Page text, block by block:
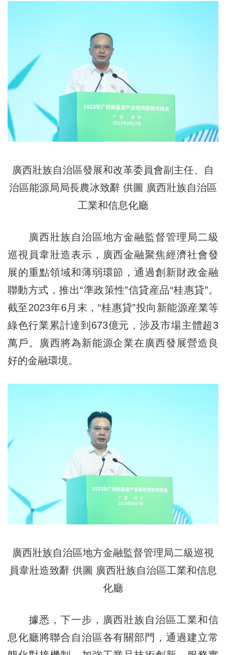
廣西壯族自治區發展和改革委員會副主任、自
治區能源局局長農冰致辭 供圖 廣西壯族自治區
工業和信息化廳
廣西壯族自治區地方金融監督管理局二級
巡視員韋壯造表示，廣西金融聚焦經濟社會發
展的重點領域和薄弱環節，通過創新財政金融
聯動方式，推出“準政策性”信貸産品“桂惠貸”。
截至2023年6月末，“桂惠貸”投向新能源産業等
綠色行業累計達到673億元，涉及市場主體超3
萬戶。廣西將為新能源企業在廣西發展營造良
好的金融環境。
廣西壯族自治區地方金融監督管理局二級巡視
員韋壯造致辭 供圖 廣西壯族自治區工業和信息
化廳
據悉，下一步，廣西壯族自治區工業和信
息化廳將聯合自治區各有關部門，通過建立常